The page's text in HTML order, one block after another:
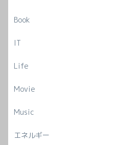
Book
IT
Life
Movie
Music
エネルギー